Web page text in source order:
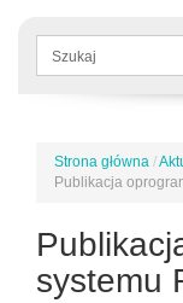
Formularz
Jesteś
tutaj
Strona główna /
Publikacja
systemu